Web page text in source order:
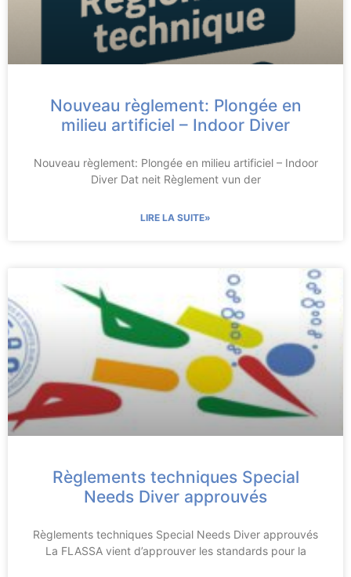
Nouveau règlement: Plongée en
milieu artificiel – Indoor Diver
Nouveau règlement: Plongée en milieu artificiel – Indoor
Diver Dat neit Règlement vun der
LIRE LA SUITE»
Règlements techniques Special
Needs Diver approuvés
Règlements techniques Special Needs Diver approuvés
La FLASSA vient d’approuver les standards pour la